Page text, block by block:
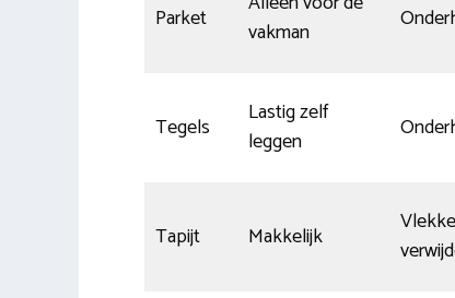
Parket
vakman
Tegels
Lastig zelf
leggen
Tapijt Makkelijk